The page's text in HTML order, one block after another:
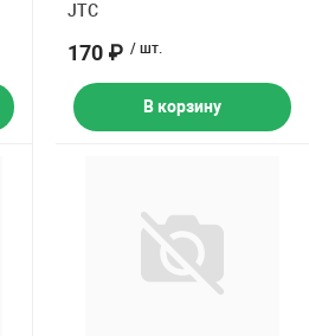
JTC
170 ₽ / шт.
В корзину